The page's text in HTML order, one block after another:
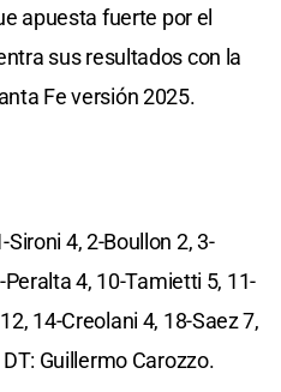
apuesta fuerte por el
sus resultados con la
Fe versión 2025.
Sironi 4, 2-Boullon 2, 3-
4, 10-Tamietti 5, 11-
14-Creolani 4, 18-Saez 7,
Guillermo Carozzo.